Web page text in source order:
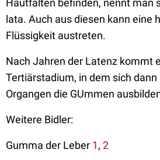
Hautfalten befinden, nennt man
lata. Auch aus diesen kann eine
Flüssigkeit austreten.
Nach Jahren der Latenz kommt
Tertiärstadium, in dem sich
Organgen die GUmmen
Weitere Bidler:
Gumma der Leber 1, 2